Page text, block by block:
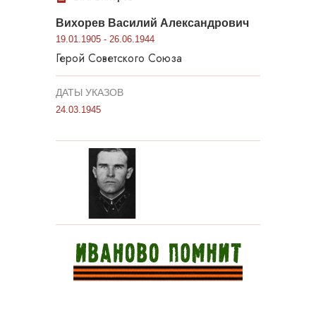
Вихорев Василий Александрович
19.01.1905 - 26.06.1944
Герой Советского Союза
ДАТЫ УКАЗОВ
24.03.1945